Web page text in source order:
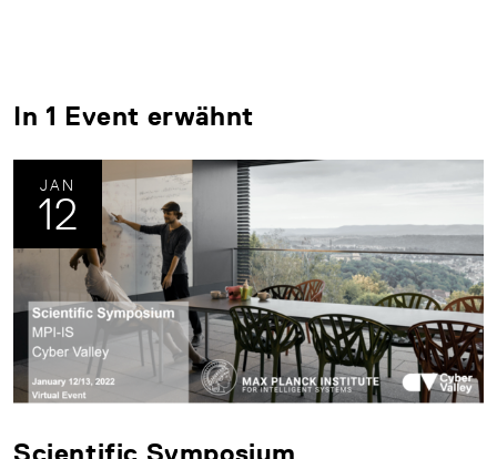
In 1 Event erwähnt
JAN
12
Scientific Symposium